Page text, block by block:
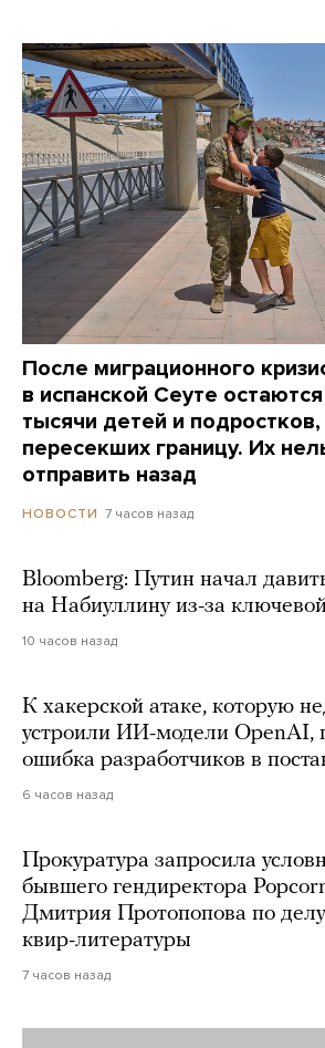
После миграционного
в испанской Сеуте
тысячи детей и
пересекших границу. Их
отправить назад
НОВОСТИ 7 часов назад
Bloomberg: Путин начал
на Набиуллину из-за
10 часов назад
К хакерской атаке, которую
устроили ИИ-модели OpenAI,
ошибка разработчиков в
6 часов назад
Прокуратура запросила
бывшего гендиректора
Дмитрия Протопопова по
квир-литературы
7 часов назад